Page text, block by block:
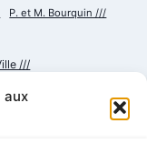
aux
P. et M. Bourquin ///
///